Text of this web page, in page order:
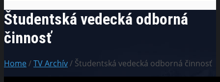
Študentská vedecká odborná
činnosť
Home/TV Archív/ Študentská vedecká odborná činnosť